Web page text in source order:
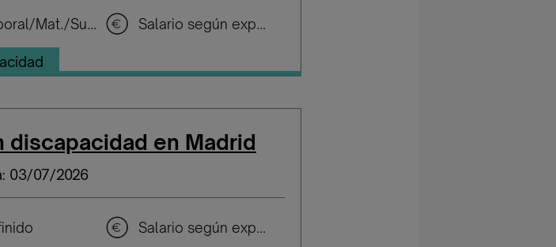
Temporal/Mat./Sustitución/... Salario según experiencia
en Madrid
03/07/2026
Salario según experiencia